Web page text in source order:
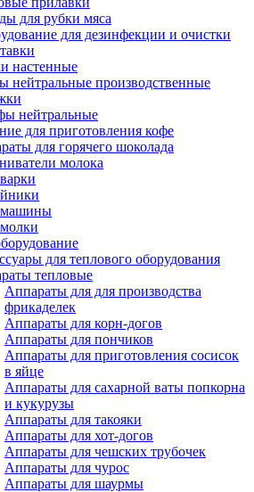
для рубки мяса
для дезинфекции и очистки
настенные
нейтральные производственные
нейтральные
для приготовления кофе
для горячего шоколада
молока
для теплового оборудования
тепловые
Аппараты для для производства
фрикаделек
Аппараты для корн-догов
Аппараты для пончиков
Аппараты для приготовления сосисок
в яйце
Аппараты для сахарной ваты попкорна
и кукурузы
Аппараты для такояки
Аппараты для хот-догов
Аппараты для чешских трубочек
Аппараты для чурос
Аппараты для шаурмы